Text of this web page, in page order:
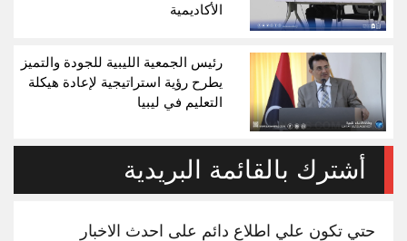
الأكاديمية
رئيس الجمعية الليبية للجودة والتميز
يطرح رؤية استراتيجية لإعادة هيكلة
التعليم في ليبيا
أشترك بالقائمة البريدية
حتي تكون علي اطلاع دائم على احدث الاخبار